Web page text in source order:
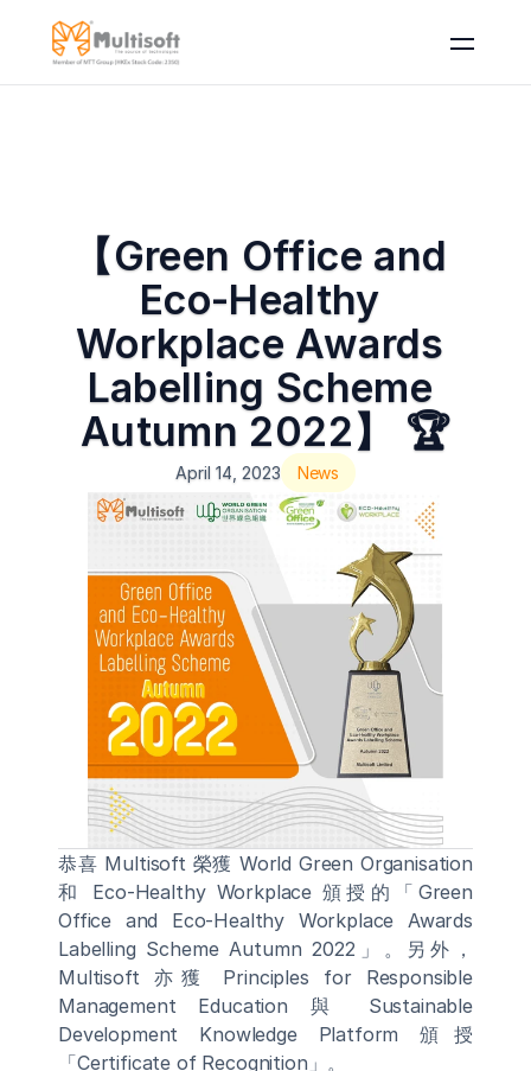
【Green Office and
Eco-Healthy
Workplace Awards
Labelling Scheme
Autumn 2022】 🏆
April 14, 2023 News
恭喜 Multisoft 榮獲 World Green Organisation
和 Eco-Healthy Workplace 頒授的「Green
Office and Eco-Healthy Workplace Awards
Labelling Scheme Autumn 2022」。另外，
Multisoft 亦獲 Principles for Responsible
Management Education 與 Sustainable
Development Knowledge Platform 頒授
「Certificate of Recognition」。